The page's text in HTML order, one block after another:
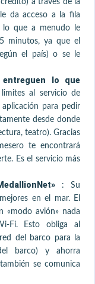
a través de la
da acceso a la fila
lo que a menudo le
minutos, ya que el
el país) o se le
entreguen lo que
al servicio de
para pedir
desde donde
teatro). Gracias
te encontrará
Es el servicio más
: Su
en el mar. El
«modo avión» nada
Fi. Esto obliga al
del barco para la
barco) y ahorra
se comunica